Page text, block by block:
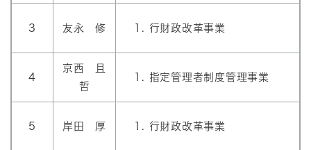
3 友永 修 行財政改革事業
4
京西 且
哲
指定管理者制度管理事業
5 岸田 厚 行財政改革事業